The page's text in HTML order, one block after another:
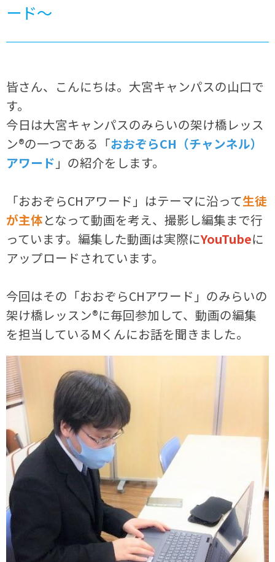
ード～
皆さん、こんにちは。大宮キャンパスの山口で
す。
今日は大宮キャンパスのみらいの架け橋レッス
ン®の一つである「おおぞらCH（チャンネル）
アワード 」の紹介をします。
「おおぞらCHアワード」はテーマに沿って生徒
が主体となって動画を考え、撮影し編集まで行
っています。編集した動画は実際にYouTubeに
アップロードされています。
今回はその「おおぞらCHアワード」のみらいの
架け橋レッスン®に毎回参加して、動画の編集
を担当しているMくんにお話を聞きました。